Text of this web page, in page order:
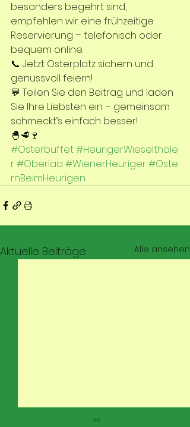
besonders begehrt sind,
empfehlen wir eine frühzeitige
Reservierung – telefonisch oder
bequem online.
📞 Jetzt Osterplatz sichern und
genussvoll feiern!
💬 Teilen Sie den Beitrag und laden
Sie Ihre Liebsten ein – gemeinsam
schmeckt’s einfach besser!
🐣🥩🍷
#Osterbuffet#HeurigerWieselthale
r#Oberlaa #WienerHeuriger#Oste
rnBeimHeurigen
Aktuelle Beiträge Alle ansehen